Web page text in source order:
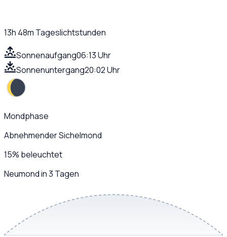
13h 48m Tageslichtstunden
Sonnenaufgang06:13 Uhr
Sonnenuntergang20:02 Uhr
Mondphase
Abnehmender Sichelmond
15% beleuchtet
Neumond in 3 Tagen